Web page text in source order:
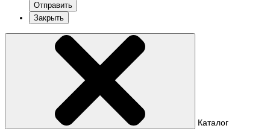
Отправить
Закрыть
Каталог